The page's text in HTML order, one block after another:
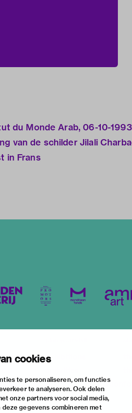
cookies
te personaliseren, om functies
te analyseren. Ook delen
onze partners voor social media,
gegevens combineren met
du Monde Arab, 06-10-
van de schilder Jilali
in Frans
eindhovenexhibitions
practical information